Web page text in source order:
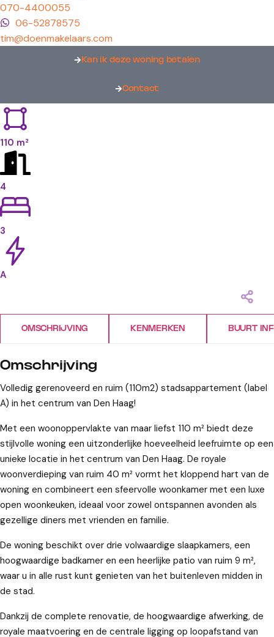
070-4400055
06-52878575
tim@doenmakelaars.com
Kan ik deze woning betalen
Contact
110 m²
4
3
A
OMSCHRIJVING KENMERKEN BUURT
Omschrijving
Volledig gerenoveerd en ruim (110m2) stadsappartement (label
A) in het centrum van Den Haag!
Met een woonoppervlakte van maar liefst 110 m² biedt deze
stijlvolle woning een uitzonderlijke hoeveelheid leefruimte op een
unieke locatie in het centrum van Den Haag. De royale
woonverdieping van ruim 40 m² vormt het kloppend hart van de
woning en combineert een sfeervolle woonkamer met een luxe
open woonkeuken, ideaal voor zowel ontspannen avonden als
gezellige diners met vrienden en familie.
De woning beschikt over drie volwaardige slaapkamers, een
hoogwaardige badkamer en een heerlijke patio van ruim 9 m²,
waar u in alle rust kunt genieten van het buitenleven midden in
de stad.
Dankzij de complete renovatie, de hoogwaardige afwerking, de
royale maatvoering en de centrale ligging op loopafstand van